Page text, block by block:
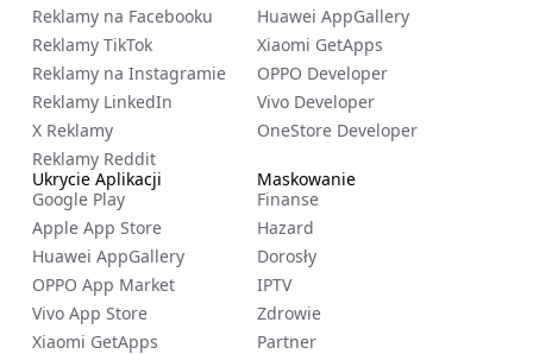
Reklamy na Facebooku
Reklamy TikTok
Reklamy na Instagramie
Reklamy LinkedIn
X Reklamy
Reklamy Reddit
Maskowanie
Finanse
Hazard
Dorosły
IPTV
Zdrowie
Partner
Huawei AppGallery
Xiaomi GetApps
OPPO Developer
Vivo Developer
OneStore Developer
Ukrycie Aplikacji
Google Play
Apple App Store
Huawei AppGallery
OPPO App Market
Vivo App Store
Xiaomi GetApps